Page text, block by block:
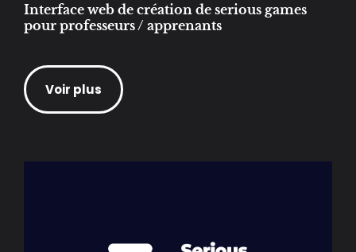
Interface web de création de serious games
pour professeurs / apprenants
Voir plus